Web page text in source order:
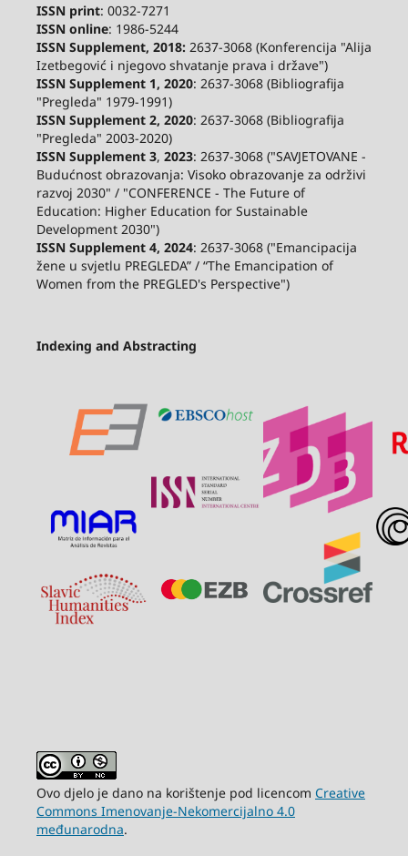
ISSN print: 0032-7271
ISSN online: 1986-5244
ISSN Supplement, 2018:2637-3068 (Konferencija "Alija
Izetbegović i njegovo shvatanje prava i države")
ISSN Supplement 1, 2020: 2637-3068 (Bibliografija
"Pregleda" 1979-1991)
ISSN Supplement 2, 2020: 2637-3068 (Bibliografija
"Pregleda" 2003-2020)
ISSN Supplement 3, 2023: 2637-3068 ("SAVJETOVANE -
Budućnost obrazovanja: Visoko obrazovanje za održivi
razvoj 2030" / "CONFERENCE - The Future of
Education: Higher Education for Sustainable
Development 2030")
ISSN Supplement 4, 2024: 2637-3068 ("Emancipacija
žene u svjetlu PREGLEDA” / “The Emancipation of
Women from the PREGLED's Perspective")
Indexing and Abstracting
Ovo djelo je dano na korištenje pod licencom Creative
Commons Imenovanje-Nekomercijalno 4.0
međunarodna.